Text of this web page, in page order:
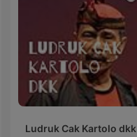
Ludruk Cak Kartolo dkk